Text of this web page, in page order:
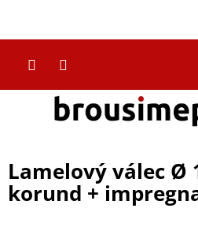
obsah
Lamelový válec Ø
korund +